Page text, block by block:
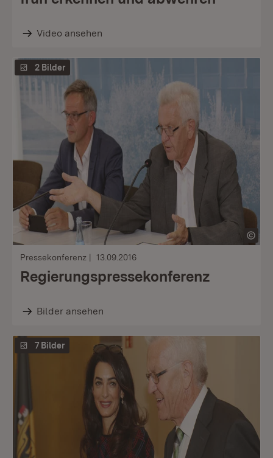
Video ansehen
2 Bilder
Pressekonferenz 13.09.2016
Regierungspressekonferenz
Bilder ansehen
7 Bilder